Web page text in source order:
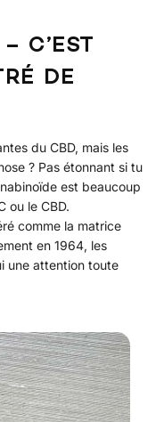
C’EST
DE
du CBD, mais les
? Pas étonnant si tu
est beaucoup
ou le CBD.
comme la matrice
en 1964, les
une attention toute